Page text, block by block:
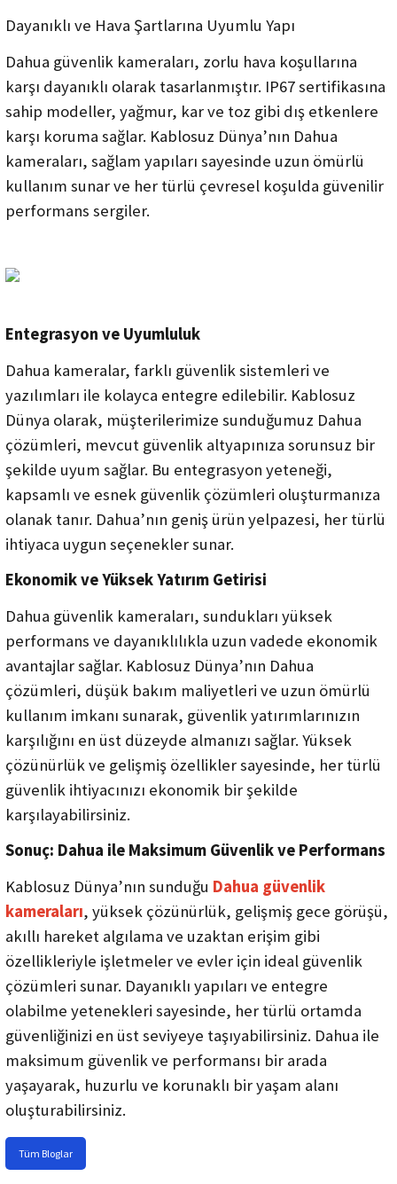
Dayanıklı ve Hava Şartlarına Uyumlu Yapı
Dahua güvenlik kameraları, zorlu hava koşullarına
karşı dayanıklı olarak tasarlanmıştır. IP67 sertifikasına
sahip modeller, yağmur, kar ve toz gibi dış etkenlere
karşı koruma sağlar. Kablosuz Dünya’nın Dahua
kameraları, sağlam yapıları sayesinde uzun ömürlü
kullanım sunar ve her türlü çevresel koşulda güvenilir
performans sergiler.
Entegrasyon ve Uyumluluk
Dahua kameralar, farklı güvenlik sistemleri ve
yazılımları ile kolayca entegre edilebilir. Kablosuz
Dünya olarak, müşterilerimize sunduğumuz Dahua
çözümleri, mevcut güvenlik altyapınıza sorunsuz bir
şekilde uyum sağlar. Bu entegrasyon yeteneği,
kapsamlı ve esnek güvenlik çözümleri oluşturmanıza
olanak tanır. Dahua’nın geniş ürün yelpazesi, her türlü
ihtiyaca uygun seçenekler sunar.
Ekonomik ve Yüksek Yatırım Getirisi
Dahua güvenlik kameraları, sundukları yüksek
performans ve dayanıklılıkla uzun vadede ekonomik
avantajlar sağlar. Kablosuz Dünya’nın Dahua
çözümleri, düşük bakım maliyetleri ve uzun ömürlü
kullanım imkanı sunarak, güvenlik yatırımlarınızın
karşılığını en üst düzeyde almanızı sağlar. Yüksek
çözünürlük ve gelişmiş özellikler sayesinde, her türlü
güvenlik ihtiyacınızı ekonomik bir şekilde
karşılayabilirsiniz.
Sonuç: Dahua ile Maksimum Güvenlik ve Performans
Kablosuz Dünya’nın sunduğu Dahua güvenlik
kameraları, yüksek çözünürlük, gelişmiş gece görüşü,
akıllı hareket algılama ve uzaktan erişim gibi
özellikleriyle işletmeler ve evler için ideal güvenlik
çözümleri sunar. Dayanıklı yapıları ve entegre
olabilme yetenekleri sayesinde, her türlü ortamda
güvenliğinizi en üst seviyeye taşıyabilirsiniz. Dahua ile
maksimum güvenlik ve performansı bir arada
yaşayarak, huzurlu ve korunaklı bir yaşam alanı
oluşturabilirsiniz.
Tüm Bloglar